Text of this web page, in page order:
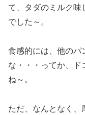
て、タダのミルク味
でした～。
食感的には、他のパ
な・・・ってか、ド
ね～。
ただ、なんとなく、